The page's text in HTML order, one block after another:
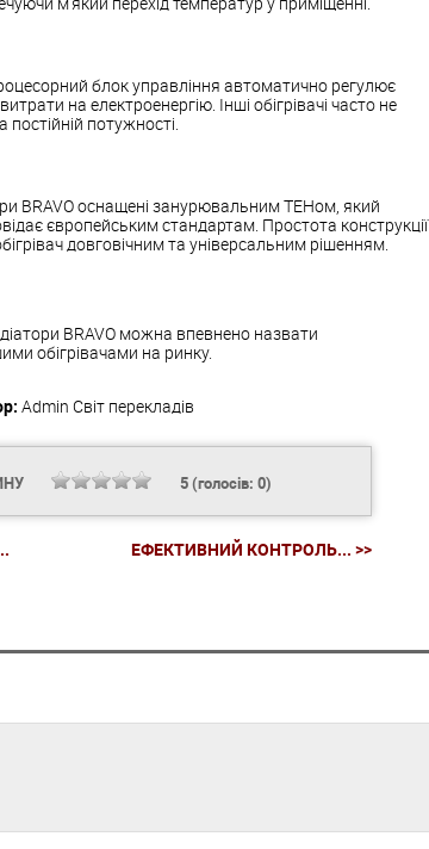
блок управління автоматично регулює
на електроенергію. Інші обігрівачі часто не
потужності.
BRAVO оснащені занурювальним ТЕНом, який
європейським стандартам. Простота конструкції
довговічним та універсальним рішенням.
BRAVO можна впевнено назвати
обігрівачами на ринку.
Admin Світ перекладів
5(голосів: 0)
ЕФЕКТИВНИЙ КОНТРОЛЬ... >>